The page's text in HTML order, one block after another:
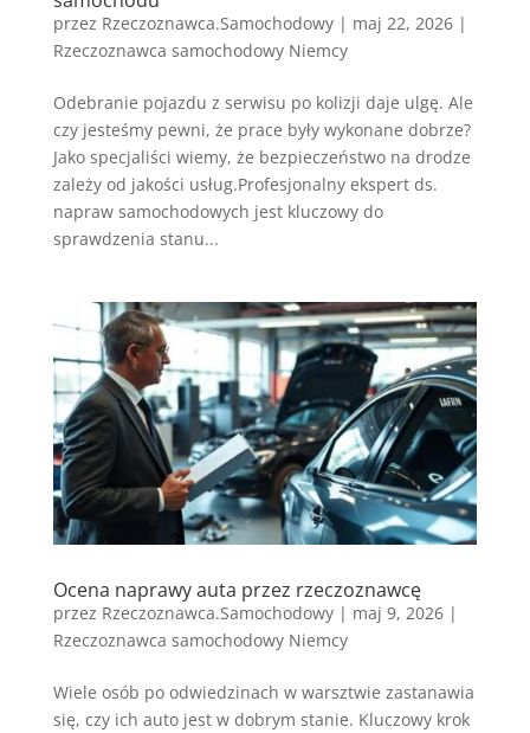
przez Rzeczoznawca.Samochodowy| maj 22, 2026|
Rzeczoznawca samochodowy Niemcy
Odebranie pojazdu z serwisu po kolizji daje ulgę. Ale
czy jesteśmy pewni, że prace były wykonane dobrze?
Jako specjaliści wiemy, że bezpieczeństwo na drodze
zależy od jakości usług.Profesjonalny ekspert ds.
napraw samochodowych jest kluczowy do
sprawdzenia stanu...
Ocena naprawy auta przez rzeczoznawcę
przez Rzeczoznawca.Samochodowy| maj 9, 2026|
Rzeczoznawca samochodowy Niemcy
Wiele osób po odwiedzinach w warsztwie zastanawia
się, czy ich auto jest w dobrym stanie. Kluczowy krok